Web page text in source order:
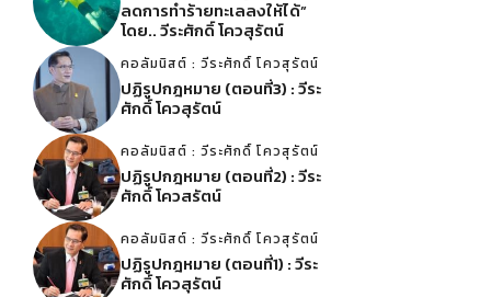
ลดการทำร้ายทะเลลงให้ได้”
โดย.. วีระศักดิ์ โควสุรัตน์
คอลัมนิสต์ : วีระศักดิ์ โควสุรัตน์
ปฏิรูปกฎหมาย (ตอนที่3) : วีระ
ศักดิ์ โควสุรัตน์
คอลัมนิสต์ : วีระศักดิ์ โควสุรัตน์
ปฏิรูปกฎหมาย (ตอนที่2) : วีระ
ศักดิ์ โควสรัตน์
คอลัมนิสต์ : วีระศักดิ์ โควสุรัตน์
ปฏิรูปกฎหมาย (ตอนที่1) : วีระ
ศักดิ์ โควสุรัตน์